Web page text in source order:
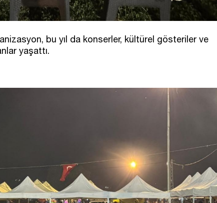
bu yıl da konserler, kültürel gösteriler ve
yaşattı.